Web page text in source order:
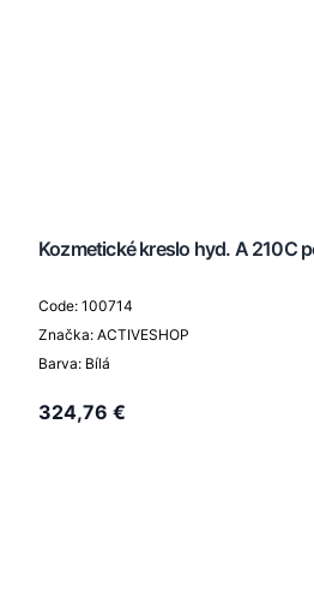
Kozmetické kreslo hyd. A 210C
Code: 100714
Značka: ACTIVESHOP
Barva: Bílá
324,76 €